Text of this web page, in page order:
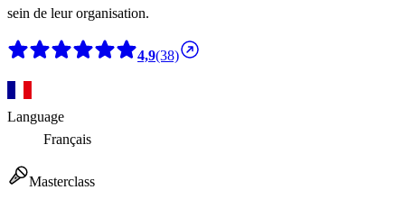
sein de leur organisation.
4,9(38)
Language
Français
Masterclass